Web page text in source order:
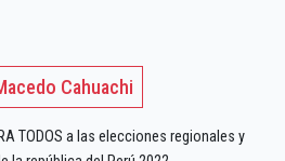
Cahuachi
TODOS a las elecciones regionales y